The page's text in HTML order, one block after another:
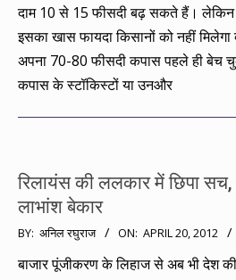
दाम 10 से 15 फीसदी बढ़ सकते हैं। लेकिन
इसका खास फायदा किसानों को नहीं मिलेगा
अपना 70-80 फीसदी कपास पहले ही बेच
कपास के स्टॉकिस्टों या उनऔर
रिलायंस की ललकार में छिपा सच,
लाभांश बेकार
2012-
BY: अनिल रघुराज ON: APRIL 20, 2012
बाजार पूंजीकरण के लिहाज से अब भी देश